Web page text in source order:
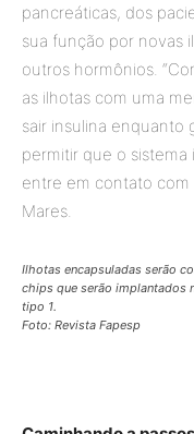
pancreáticas, dos
sua função por novas
outros hormônios.
as ilhotas com uma
sair insulina enquanto
permitir que o
entre em contato com
Mares.
Ilhotas encapsuladas serão
chips que serão implantados
tipo 1.
Foto: Revista Fapesp